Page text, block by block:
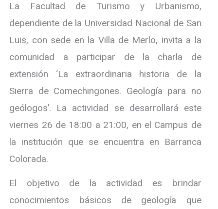
La Facultad de Turismo y Urbanismo,
dependiente de la Universidad Nacional de San
Luis, con sede en la Villa de Merlo, invita a la
comunidad a participar de la charla de
extensión ‘La extraordinaria historia de la
Sierra de Comechingones. Geología para no
geólogos’. La actividad se desarrollará este
viernes 26 de 18:00 a 21:00, en el Campus de
la institución que se encuentra en Barranca
Colorada.
El objetivo de la actividad es brindar
conocimientos básicos de geología que